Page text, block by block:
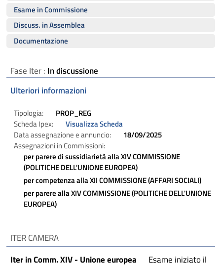
Esame in Commissione
Discuss. in Assemblea
Documentazione
Fase Iter : In discussione
Ulteriori informazioni
Tipologia:
PROP_REG
Scheda Ipex:
Visualizza Scheda
Data assegnazione e annuncio:
18/09/2025
Assegnazioni in Commissioni:
per parere di sussidiarietà allaXIV COMMISSIONE
(POLITICHE DELL'UNIONE EUROPEA)
per competenza allaXII COMMISSIONE (AFFARI SOCIALI)
per parere allaXIV COMMISSIONE (POLITICHE DELL'UNIONE
EUROPEA)
ITER CAMERA
Iter in Comm. XIV - Unione europea
Esame iniziato il